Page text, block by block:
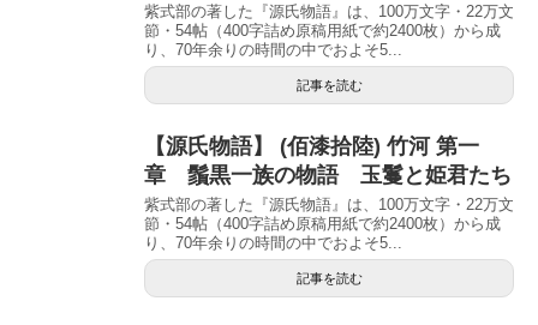
紫式部の著した『源氏物語』は、100万文字・22万文
節・54帖（400字詰め原稿用紙で約2400枚）から成
り、70年余りの時間の中でおよそ5...
記事を読む
【源氏物語】 (佰漆拾陸) 竹河 第一
章 鬚黒一族の物語 玉鬘と姫君たち
紫式部の著した『源氏物語』は、100万文字・22万文
節・54帖（400字詰め原稿用紙で約2400枚）から成
り、70年余りの時間の中でおよそ5...
記事を読む